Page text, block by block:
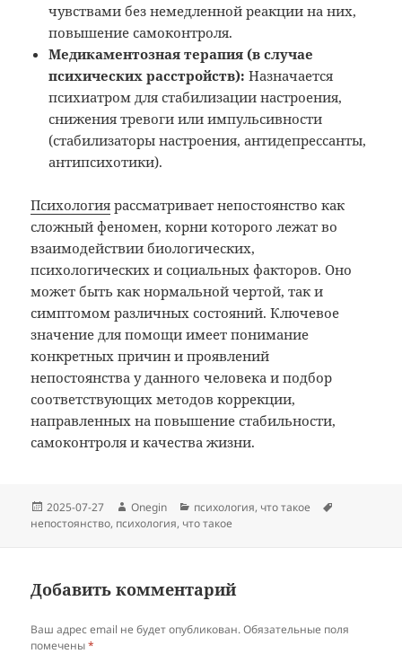
чувствами без немедленной реакции на них,
повышение самоконтроля.
Медикаментозная терапия (в случае
психических расстройств): Назначается
психиатром для стабилизации настроения,
снижения тревоги или импульсивности
(стабилизаторы настроения, антидепрессанты,
антипсихотики).
Психология рассматривает непостоянство как
сложный феномен, корни которого лежат во
взаимодействии биологических,
психологических и социальных факторов. Оно
может быть как нормальной чертой, так и
симптомом различных состояний. Ключевое
значение для помощи имеет понимание
конкретных причин и проявлений
непостоянства у данного человека и подбор
соответствующих методов коррекции,
направленных на повышение стабильности,
самоконтроля и качества жизни.
Опубликовано
2025-07-27 Автор
Onegin Рубрики
психология, что такое
непостоянство, психология, что такое
Добавить комментарий
Ваш адрес email не будет опубликован. Обязательные поля
помечены*